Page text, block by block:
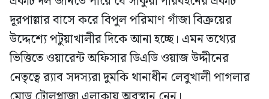
দূরপাল্লার বাসে করে বিপুল পরিমাণ গাঁজা বিক্রয়ের
উদ্দেশ্যে পটুয়াখালীর দিকে আনা হচ্ছে। এমন তথ্যের
ভিত্তিতে ওয়ারেন্ট অফিসার ডিএডি ওয়াজ উদ্দীনের
নেতৃত্বে র‍্যাব সদস্যরা দুমকি থানাধীন লেবুখালী পাগলার